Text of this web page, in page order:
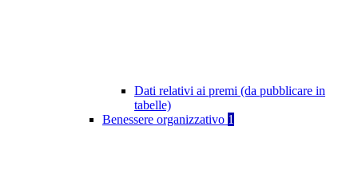
Dati relativi ai premi (da pubblicare in
tabelle)
Benessere organizzativo 1